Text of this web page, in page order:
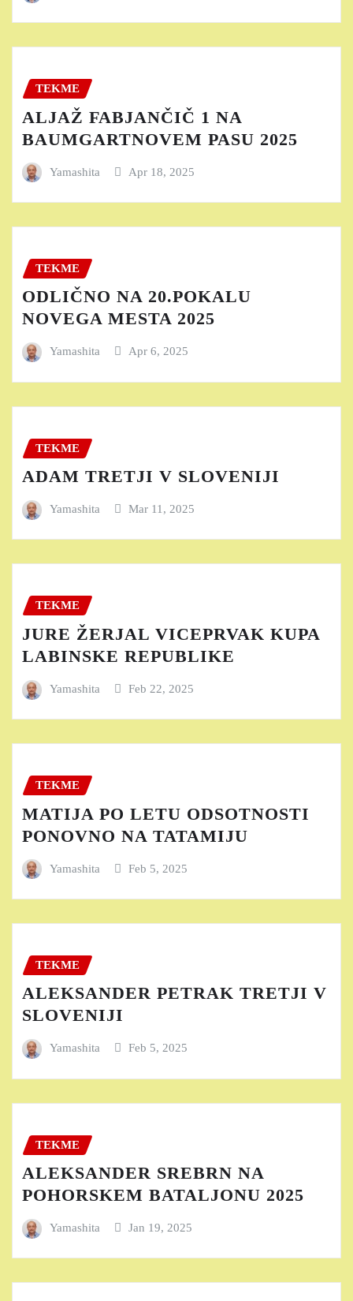
TEKME
ALJAŽ FABJANČIČ 1 NA
BAUMGARTNOVEM PASU 2025
Yamashita Apr 18, 2025
TEKME
ODLIČNO NA 20.POKALU
NOVEGA MESTA 2025
Yamashita Apr 6, 2025
TEKME
ADAM TRETJI V SLOVENIJI
Yamashita Mar 11, 2025
TEKME
JURE ŽERJAL VICEPRVAK KUPA
LABINSKE REPUBLIKE
Yamashita Feb 22, 2025
TEKME
MATIJA PO LETU ODSOTNOSTI
PONOVNO NA TATAMIJU
Yamashita Feb 5, 2025
TEKME
ALEKSANDER PETRAK TRETJI V
SLOVENIJI
Yamashita Feb 5, 2025
TEKME
ALEKSANDER SREBRN NA
POHORSKEM BATALJONU 2025
Yamashita Jan 19, 2025